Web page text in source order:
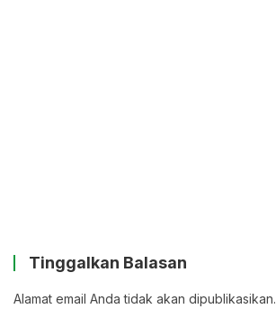
Tinggalkan Balasan
Alamat email Anda tidak akan dipublikasikan.